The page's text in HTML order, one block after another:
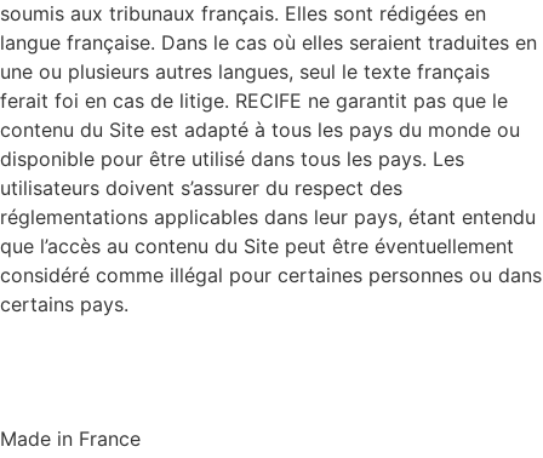
soumis aux tribunaux français. Elles sont rédigées en
langue française. Dans le cas où elles seraient traduites en
une ou plusieurs autres langues, seul le texte français
ferait foi en cas de litige. RECIFE ne garantit pas que le
contenu du Site est adapté à tous les pays du monde ou
disponible pour être utilisé dans tous les pays. Les
utilisateurs doivent s’assurer du respect des
réglementations applicables dans leur pays, étant entendu
que l’accès au contenu du Site peut être éventuellement
considéré comme illégal pour certaines personnes ou dans
certains pays.
Made in France